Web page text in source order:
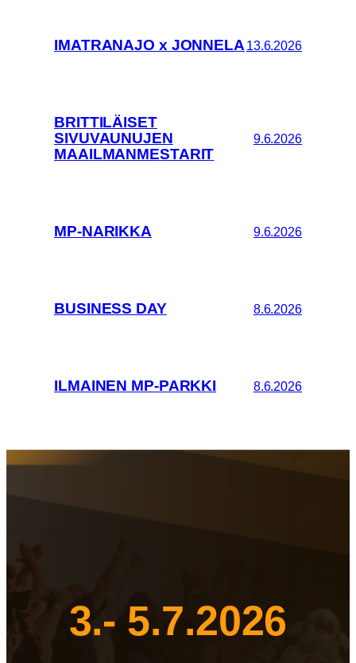
IMATRANAJO x JONNELA 13.6.2026
BRITTILÄISET
SIVUVAUNUJEN
MAAILMANMESTARIT
9.6.2026
MP-NARIKKA 9.6.2026
BUSINESS DAY 8.6.2026
ILMAINEN MP-PARKKI 8.6.2026
3.- 5.7.2026